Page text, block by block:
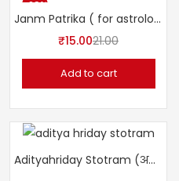
-29%
Janm Patrika ( for astrologers)
₹15.0021.00
Add to cart
Adityahriday Stotram (अदित्यहृदयस्तोत्रम् )